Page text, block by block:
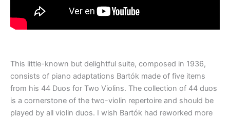
This little-known but delightful suite, composed in 1936,
consists of piano adaptations Bartók made of five items
from his 44 Duos for Two Violins. The collection of 44 duos
is a cornerstone of the two-violin repertoire and should be
played by all violin duos. I wish Bartók had reworked more